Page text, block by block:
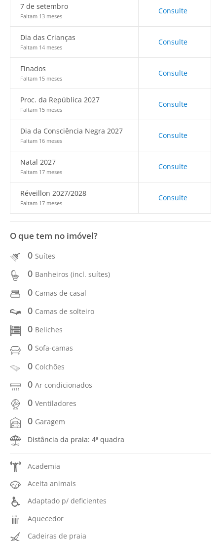
7 de setembro
Faltam 13 meses
Consulte
Dia das Crianças
Faltam 14 meses
Consulte
Finados
Faltam 15 meses
Consulte
Proc. da República 2027
Faltam 15 meses
Consulte
Dia da Consciência Negra 2027
Faltam 16 meses
Consulte
Natal 2027
Faltam 17 meses
Consulte
Réveillon 2027/2028
Faltam 17 meses
Consulte
O que tem no imóvel?
0 Suítes
0 Banheiros (incl. suítes)
0 Camas de casal
0 Camas de solteiro
0 Beliches
0 Sofa-camas
0 Colchões
0 Ar condicionados
0 Ventiladores
0 Garagem
Distância da praia: 4ª quadra
Academia
Aceita animais
Adaptado p/ deficientes
Aquecedor
Cadeiras de praia